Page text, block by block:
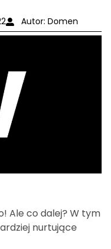
Autor: Domen
Ale co dalej? W tym
nurtujące